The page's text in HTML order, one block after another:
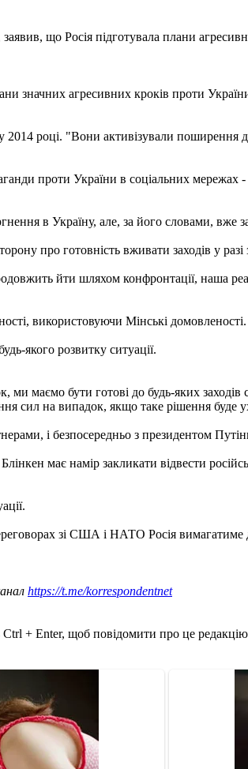
що Росія підготувала плани
значних агресивних кроків проти
2014 році. "Вони активізували
проти України в соціальних
в Україну, але, за його словами, вже
про готовність вживати заходів у разі
йти шляхом конфронтації, наша
використовуючи Мінські домовленості.
якого розвитку ситуації.
ми маємо бути готові до будь-яких
сил на випадок, якщо таке рішення буде
і безпосередньо з президентом
має намір закликати відвести
зі США і НАТО Росія вимагатиме
https://t.me/korrespondentnet
Ctrl + Enter, щоб повідомити про це